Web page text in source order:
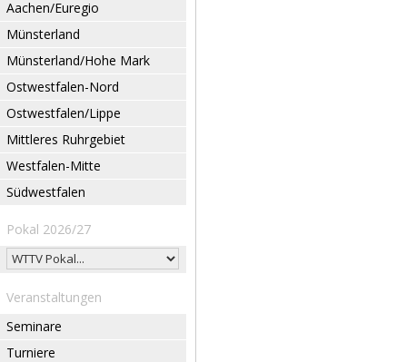
Aachen/Euregio
Münsterland
Münsterland/Hohe Mark
Ostwestfalen-Nord
Ostwestfalen/Lippe
Mittleres Ruhrgebiet
Westfalen-Mitte
Südwestfalen
Pokal 2026/27
Veranstaltungen
Seminare
Turniere